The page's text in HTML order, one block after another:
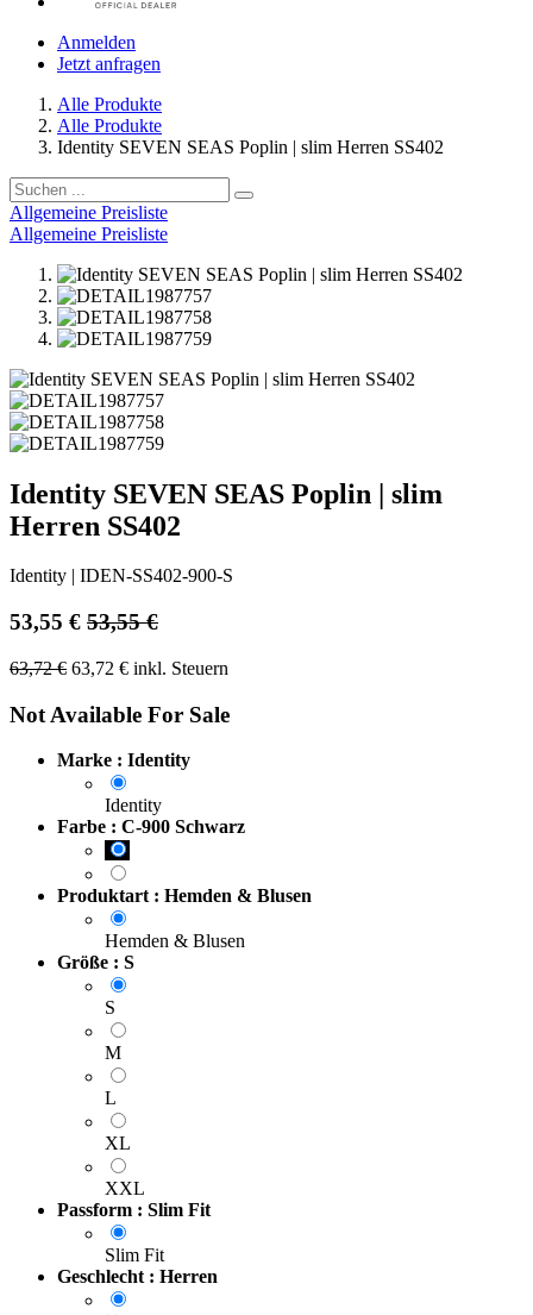
Anmelden
Jetzt anfragen
Alle Produkte
Alle Produkte
Identity SEVEN SEAS Poplin | slim Herren SS402
Allgemeine Preisliste
Allgemeine Preisliste
Identity SEVEN SEAS Poplin | slim
Herren SS402
Identity IDEN-SS402-900-S
53,55 € 53,55€
63,72€ 63,72 € inkl. Steuern
Not Available For Sale
Marke : Identity
Identity
Farbe : C-900 Schwarz
Produktart : Hemden & Blusen
Hemden & Blusen
Größe : S
S
M
L
XL
XXL
Passform : Slim Fit
Slim Fit
Geschlecht : Herren